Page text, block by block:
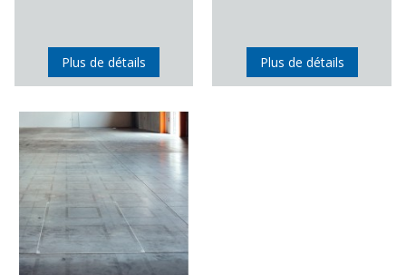
Plus de détails Plus de détails